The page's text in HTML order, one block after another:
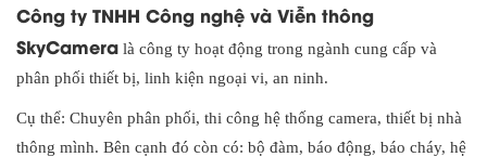
Công ty TNHH Công nghệ và Viễn thông
SkyCamera là công ty hoạt động trong ngành cung cấp và
phân phối thiết bị, linh kiện ngoại vi, an ninh.
Cụ thể: Chuyên phân phối, thi công hệ thống camera, thiết bị nhà
thông mình. Bên cạnh đó còn có: bộ đàm, báo động, báo cháy, hệ